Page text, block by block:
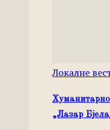
Локалне
Хуманитарно
„Лазар